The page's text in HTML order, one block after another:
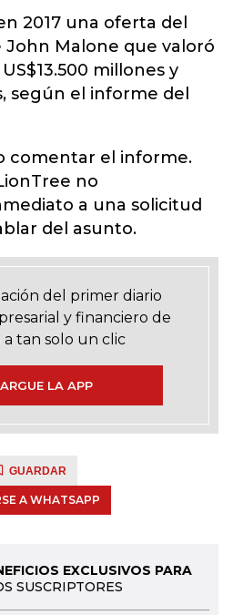
2017 una oferta del
Malone que valoró
millones y
según el informe del
comentar el informe.
no
a una solicitud
del asunto.
del primer diario
y financiero de
a tan solo un clic
LA APP
GUARDAR
A WHATSAPP
EXCLUSIVOS PARA
SUSCRIPTORES